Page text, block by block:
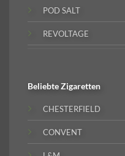
POD SALT
REVOLTAGE
BeliebteZigaretten
CHESTERFIELD
CONVENT